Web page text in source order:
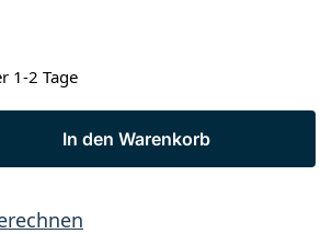
1-2 Tage
In den Warenkorb